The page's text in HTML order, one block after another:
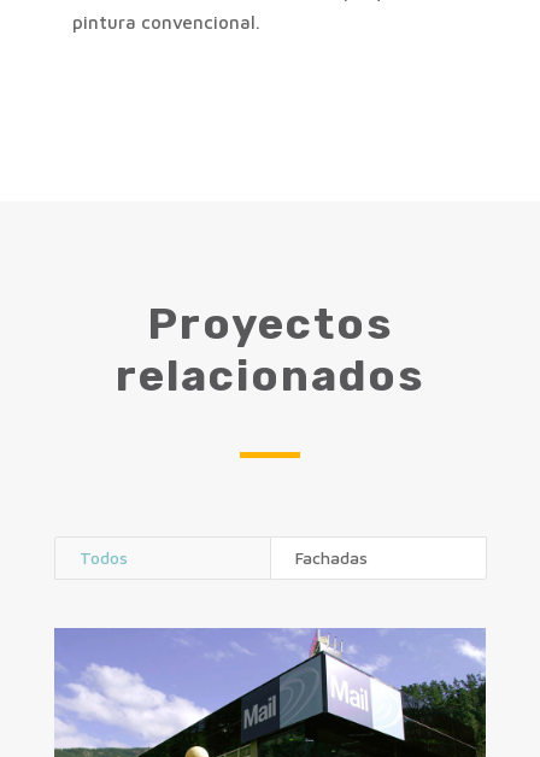
pintura convencional.
Proyectos
relacionados
Todos Fachadas